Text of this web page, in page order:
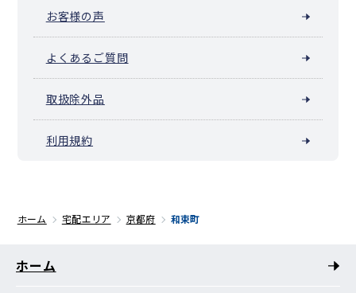
お客様の声
よくあるご質問
取扱除外品
利用規約
ホーム 宅配エリア 京都府 和束町
ホーム